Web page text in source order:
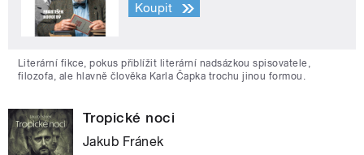
Koupit
Literární fikce, pokus přiblížit literární nadsázkou spisovatele,
filozofa, ale hlavně člověka Karla Čapka trochu jinou formou.
Tropické noci
Jakub Fránek